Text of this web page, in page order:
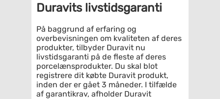
Duravits livstidsgaranti
På baggrund af erfaring og
overbevisningen om kvaliteten af deres
produkter, tilbyder Duravit nu
livstidsgaranti på de fleste af deres
porcelænsprodukter. Du skal blot
registrere dit købte Duravit produkt,
inden der er gået 3 måneder. I tilfælde
af garantikrav, afholder Duravit